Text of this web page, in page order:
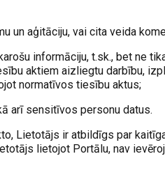
un aģitāciju, vai cita veida
informāciju, t.sk., bet ne
aktiem aizliegtu darbību,
normatīvos tiesību aktus;
arī sensitīvos personu datus.
Lietotājs ir atbildīgs par
lietojot Portālu, nav